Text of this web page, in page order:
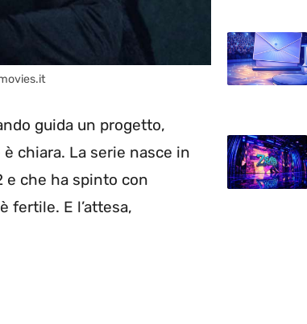
guida un progetto,
chiara. La serie nasce in
e che ha spinto con
fertile. E l’attesa,